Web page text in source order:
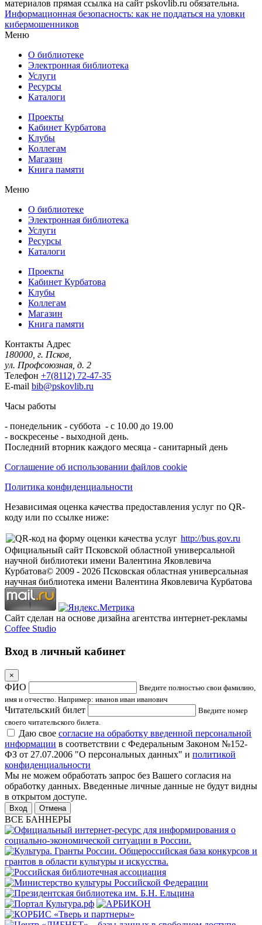
материалов прямая ссылка на сайт pskovlib.ru обязательна.
Информационная безопасность: как не поддаться на уловки
кибермошенников
Меню
О библиотеке
Электронная библиотека
Услуги
Ресурсы
Каталоги
Проекты
Кабинет Курбатова
Клубы
Коллегам
Магазин
Книга памяти
Меню
О библиотеке
Электронная библиотека
Услуги
Ресурсы
Каталоги
Проекты
Кабинет Курбатова
Клубы
Коллегам
Магазин
Книга памяти
Контакты Адрес
180000, г. Псков,
ул. Профсоюзная, д. 2
Телефон +7(8112) 72-47-35
E-mail bib@pskovlib.ru
Часы работы
- понедельник - суббота - с 10.00 до 19.00
- воскресенье - выходной день.
Последний вторник каждого месяца - санитарный день
Соглашение об использовании файлов cookie
Политика конфиденциальности
Независимая оценка качества предоставления услуг по QR-
коду или по ссылке ниже:
http://bus.gov.ru
Официальный сайт Псковской областной универсальной
научной библиотеки имени Валентина Яковлевича
Курбатова© 2009 - 2026 Псковская областная универсальная
научная библиотека имени Валентина Яковлевича Курбатова
Сайт сделан на основе дизайна агентства интернет-рекламы
Coffee Studio
Вход в личный кабинет
×
ФИО
Введите полностью свои фамилию,
имя и отчество. Например: иванов иван иванович
Читательский билет
Введите номер
своего читательского билета.
Даю свое согласие на обработку введенной персональной
информации в соответствии с Федеральным Законом №152-
ФЗ от 27.07.2006 "О персональных данных" и политикой
конфиденциальности
Мы не можем обработать запрос без Вашего согласия на
обработку данных. Введенные личные данные не будут видны
в открытом доступе.
Отмена
ВСЕ БАННЕРЫ